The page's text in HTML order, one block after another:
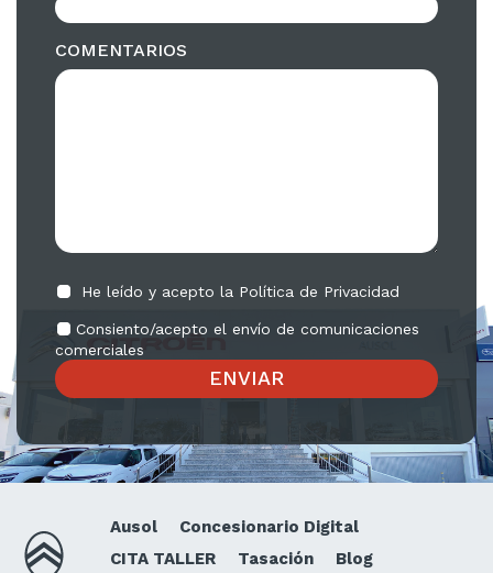
COMENTARIOS
He leído y acepto la Política de Privacidad
Consiento/acepto el envío de comunicaciones
comerciales
Ausol
Concesionario Digital
CITA TALLER
Tasación Blog